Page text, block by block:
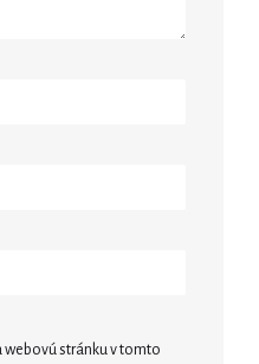
stránku v tomto